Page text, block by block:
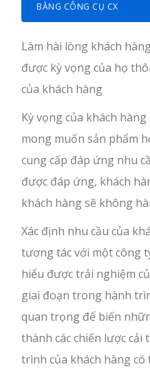
BẰNG CÔNG CỤ CX
Làm hài lòng khách
được kỳ vọng của họ
của khách hàng
Kỳ vọng của khách
mong muốn sản phẩm
cung cấp đáp ứng nhu
được đáp ứng, khách
khách hàng sẽ không
Xác định nhu cầu của
tương tác với một công
hiểu được trải nghiệm
giai đoạn trong hành
quan trọng để biến
thành các chiến lược cải
trình của khách hàng